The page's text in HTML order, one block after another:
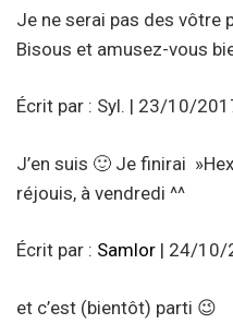
Je ne serai pas des vôtre
Bisous et amusez-vous
Écrit par : Syl. | 23/10/
J’en suis 🙂 Je finirai
réjouis, à vendredi ^^
Écrit par : Samlor | 24/10/
et c’est (bientôt) parti 😉